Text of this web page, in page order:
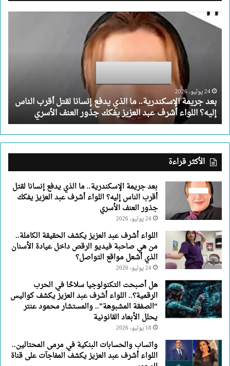
بعد
جريمة
لقتل
أقرب
الناس
إليه؟
اللواء
أشرف
عبد
العزيز
جذور
العنف
الأسري
24 يوليو، 2026
بعد جريمة الإسكندرية.. ما الذي يدفع إنسانا لقتل أقرب الناس
إليه؟ اللواء أشرف عبد العزيز يفكك جذور العنف الأسري
الأكثر قراءة
بعد جريمة الإسكندرية.. ما الذي يدفع إنسانا لقتل
أقرب الناس إليه؟ اللواء أشرف عبد العزيز يفكك
جذور العنف الأسري
24 يوليو، 2026
اللواء أشرف عبد العزيز يكشف الحقيقة الكاملة..
من هي صاحبة فيديو الرقص داخل عيادة الأسنان
الذي أشعل مواقع التواصل؟
24 يوليو، 2026
هل أصبحت التكنولوجيا سلاحًا في الحرب
الرقمية؟.. اللواء أشرف عبد العزيز يكشف كواليس
“الصفقة المشبوهة”.. والمستشار محمود عنتر
يحلل الأبعاد القانونية
18 يوليو، 2026
واتساب والحسابات البنكية في مرمى المحتالين..
اللواء أشرف عبد العزيز يكشف المفاجآت على قناة